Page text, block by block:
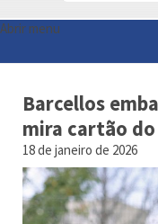
Abrir menu
Você está aqui:
Barcellos embala começo
Barcellos
mira cartão
18 de janeiro de 2026